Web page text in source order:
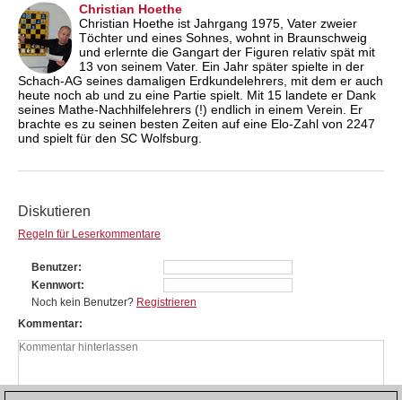
Christian Hoethe
Christian Hoethe ist Jahrgang 1975, Vater zweier
Töchter und eines Sohnes, wohnt in Braunschweig
und erlernte die Gangart der Figuren relativ spät mit
13 von seinem Vater. Ein Jahr später spielte in der
Schach-AG seines damaligen Erdkundelehrers, mit dem er auch
heute noch ab und zu eine Partie spielt. Mit 15 landete er Dank
seines Mathe-Nachhilfelehrers (!) endlich in einem Verein. Er
brachte es zu seinen besten Zeiten auf eine Elo-Zahl von 2247
und spielt für den SC Wolfsburg.
Diskutieren
Regeln für Leserkommentare
Benutzer
Kennwort
Noch kein Benutzer? Registrieren
Kommentar